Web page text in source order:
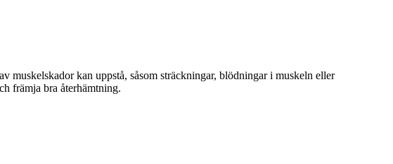
muskelskador kan uppstå, såsom sträckningar, blödningar i muskeln eller
främja bra återhämtning.